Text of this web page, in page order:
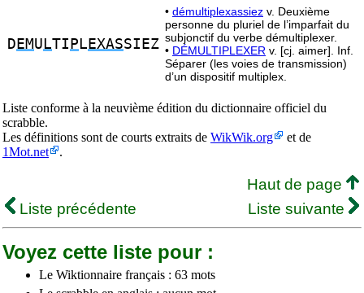
D EMU LTI P L EXASSIEZ
• démultiplexassiez v. Deuxième
personne du pluriel de l’imparfait du
subjonctif du verbe démultiplexer.
• DÉMULTIPLEXER v. [cj. aimer]. Inf.
Séparer (les voies de transmission)
d’un dispositif multiplex.
Liste conforme à la neuvième édition du dictionnaire officiel du
scrabble.
Les définitions sont de courts extraits de WikWik.org
et de
1Mot.net
.
Haut de page
Liste précédente
Liste suivante
Voyez cette liste pour :
Le Wiktionnaire français : 63 mots